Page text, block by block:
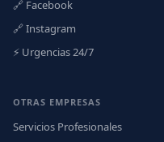
🔗 Facebook
🔗 Instagram
⚡ Urgencias 24/7
OTRAS EMPRESAS
Servicios Profesionales